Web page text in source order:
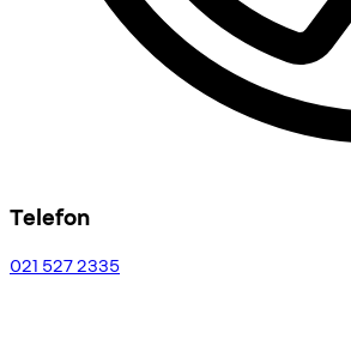
Telefon
021 527 2335